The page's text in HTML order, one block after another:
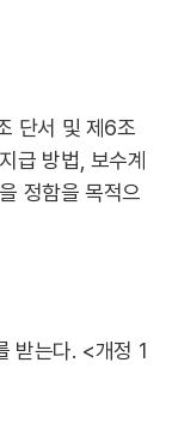
단서 및 제6조
급 방법, 보수계
정함을 목적으
받는다. <개정 1